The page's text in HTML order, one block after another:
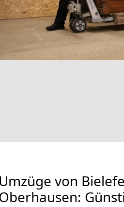
Umzüge von